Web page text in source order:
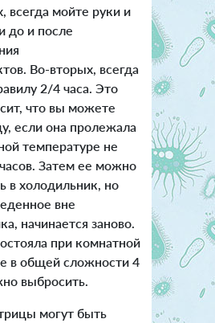
всегда мойте руки и
до и после
Во-вторых, всегда
2/4 часа. Это
что вы можете
если она пролежала
температуре не
Затем ее можно
в холодильник, но
вне
начинается заново.
при комнатной
в общей сложности 4
выбросить.
могут быть